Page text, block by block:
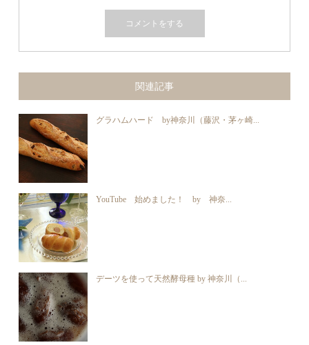
関連記事
グラハムハード by神奈川（藤沢・茅ヶ崎...
YouTube 始めました！ by 神奈...
デーツを使って天然酵母種 by 神奈川（...